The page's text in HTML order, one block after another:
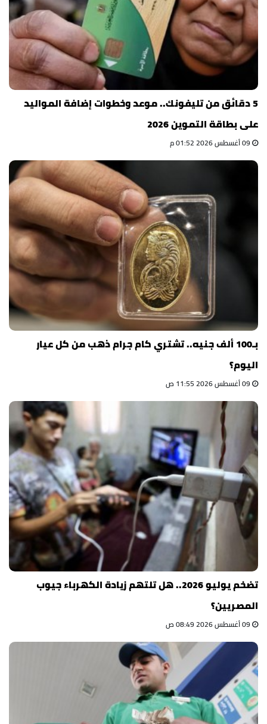
5 دقائق من تليفونك.. موعد وخطوات إضافة المواليد
على بطاقة التموين 2026
بـ100 ألف جنيه.. تشتري كام جرام ذهب من كل عيار
اليوم؟
تضخم يوليو 2026.. هل تلتهم زيادة الكهرباء جيوب
المصريين؟